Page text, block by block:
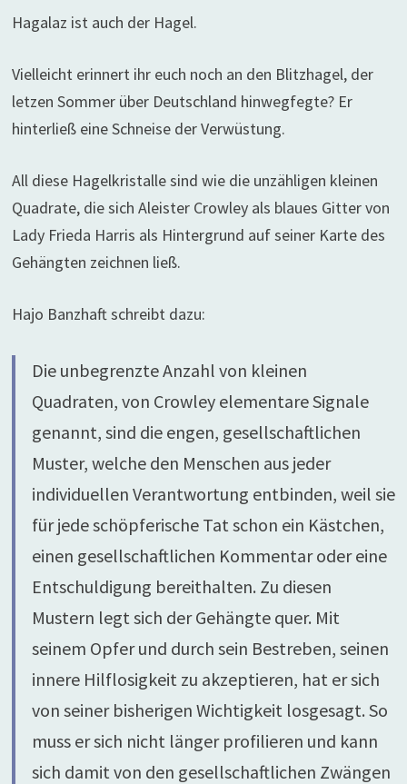
Hagalaz ist auch der Hagel.
Vielleicht erinnert ihr euch noch an den Blitzhagel, der
letzen Sommer über Deutschland hinwegfegte? Er
hinterließ eine Schneise der Verwüstung.
All diese Hagelkristalle sind wie die unzähligen kleinen
Quadrate, die sich Aleister Crowley als blaues Gitter von
Lady Frieda Harris als Hintergrund auf seiner Karte des
Gehängten zeichnen ließ.
Hajo Banzhaft schreibt dazu:
Die unbegrenzte Anzahl von kleinen
Quadraten, von Crowley elementare Signale
genannt, sind die engen, gesellschaftlichen
Muster, welche den Menschen aus jeder
individuellen Verantwortung entbinden, weil sie
für jede schöpferische Tat schon ein Kästchen,
einen gesellschaftlichen Kommentar oder eine
Entschuldigung bereithalten. Zu diesen
Mustern legt sich der Gehängte quer. Mit
seinem Opfer und durch sein Bestreben, seinen
innere Hilflosigkeit zu akzeptieren, hat er sich
von seiner bisherigen Wichtigkeit losgesagt. So
muss er sich nicht länger profilieren und kann
sich damit von den gesellschaftlichen Zwängen